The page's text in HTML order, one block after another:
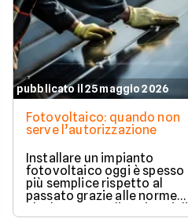
pubblicato il 25 maggio 2026
Fotovoltaico: quando non
serve l’autorizzazione
Installare un impianto
fotovoltaico oggi è spesso
più semplice rispetto al
passato grazie alle norme
che hanno ampliato i casi di